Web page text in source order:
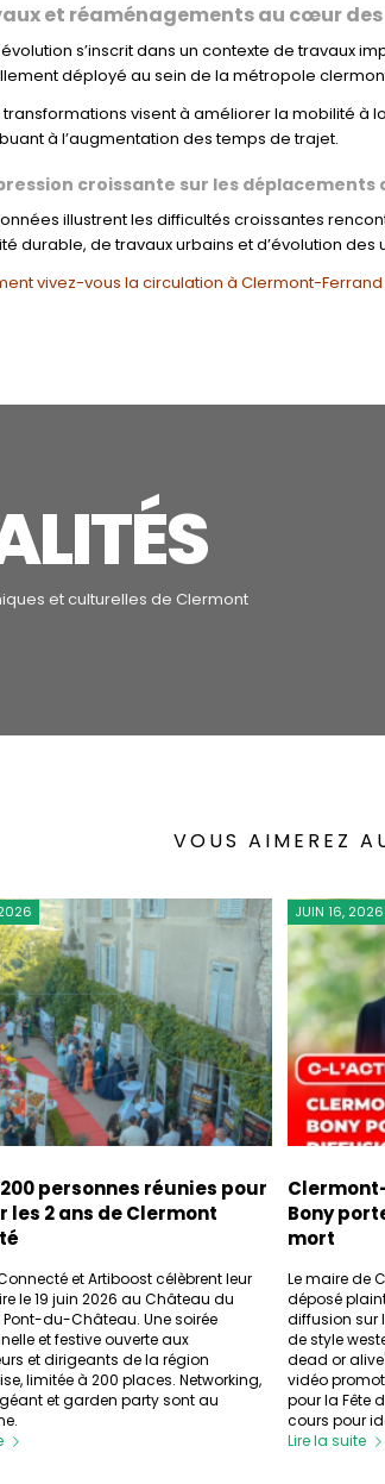
et réaménagements au cœur
s’inscrit dans un contexte de travaux
déployé au sein de la métropole
transformations visent à améliorer la mobilité
à l’augmentation des temps de trajet.
croissante sur les déplacements
illustrent les difficultés croissantes
durable, de travaux urbains et d’évolution
vivez-vous la circulation à Clermont-
et culturelles de Clermont
VOUS AIMEREZ
personnes réunies pour
les 2 ans de Clermont
et Artiboost célèbrent leur
le 19 juin 2026 au Château du
Pont-du-Château. Une soirée
et festive ouverte aux
et dirigeants de la région
limitée à 200 places. Networking,
et garden party sont au
Bony
mort
JUIN 16, 2026
Le maire de
déposé
diffusion sur
de style
dead or
vidéo
pour la Fête
cours pour
Lire la suite